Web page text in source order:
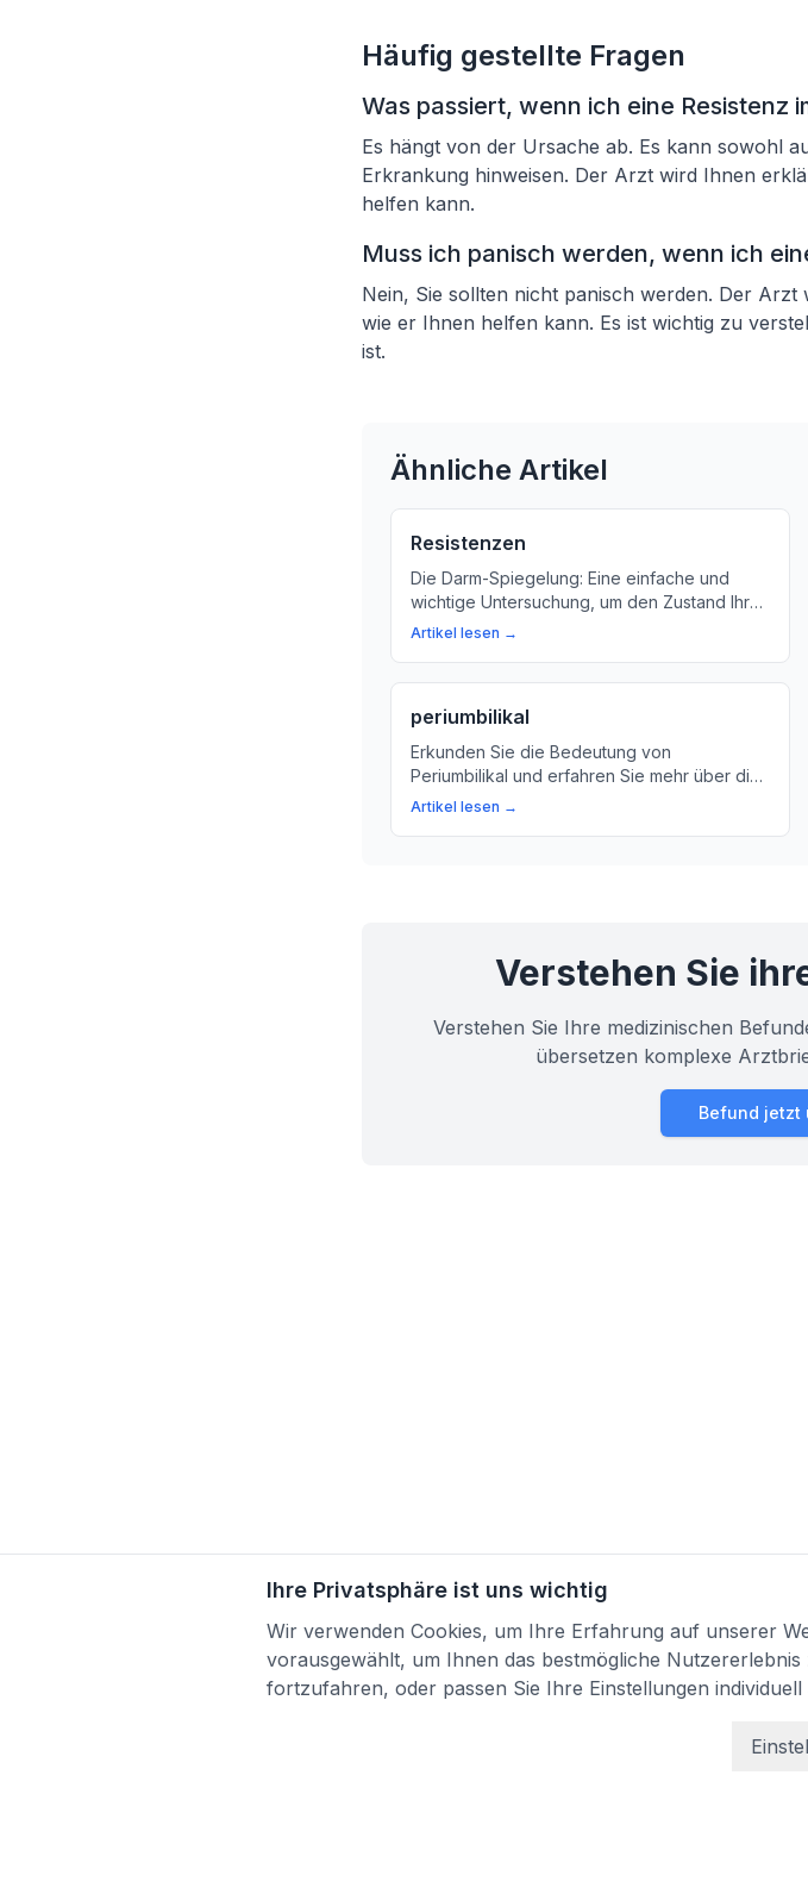
Häufig gestellte Fragen
Was passiert, wenn ich eine Resistenz
Es hängt von der Ursache ab. Es kann sowohl
Erkrankung hinweisen. Der Arzt wird Ihnen
helfen kann.
Muss ich panisch werden, wenn ich
Nein, Sie sollten nicht panisch werden. Der
wie er Ihnen helfen kann. Es ist wichtig zu
ist.
Ähnliche Artikel
Resistenzen
Die Darm-Spiegelung: Eine einfache und
wichtige Untersuchung, um den Zustand Ihres
Darms zu überprüfen. Hier erfahren Sie mehr
Artikel lesen →
periumbilikal
Erkunden Sie die Bedeutung von
Periumbilikal und erfahren Sie mehr über die
Region um den Bauchnabel herum.
Artikel lesen →
Verstehen Sie
Verstehen Sie Ihre medizinischen
übersetzen komplexe
Befund jetzt
Ihre Privatsphäre ist uns wichtig
Wir verwenden Cookies, um Ihre Erfahrung auf unserer
vorausgewählt, um Ihnen das bestmögliche
fortzufahren, oder passen Sie Ihre Einstellungen individuell